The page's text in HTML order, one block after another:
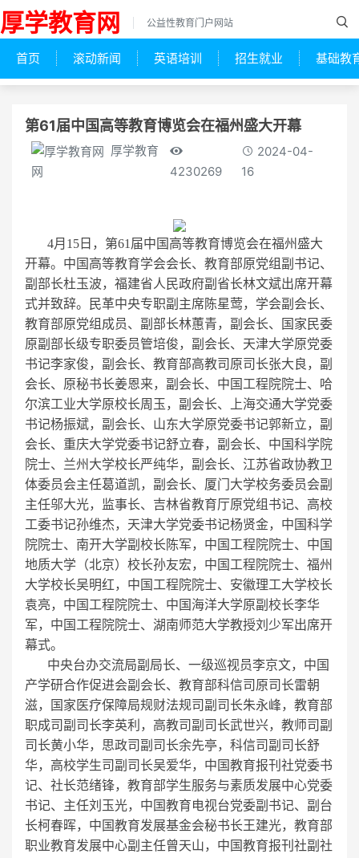
厚学教育网 公益性教育门户网站
首页 滚动新闻 英语培训 招生就业 基础教
第61届中国高等教育博览会在福州盛大开幕
厚学教育
网
4230269
2024-04-
16
4月15日，第61届中国高等教育博览会在福州盛大
开幕。中国高等教育学会会长、教育部原党组副书记、
副部长杜玉波，福建省人民政府副省长林文斌出席开幕
式并致辞。民革中央专职副主席陈星莺，学会副会长、
教育部原党组成员、副部长林蕙青，副会长、国家民委
原副部长级专职委员管培俊，副会长、天津大学原党委
书记李家俊，副会长、教育部高教司原司长张大良，副
会长、原秘书长姜恩来，副会长、中国工程院院士、哈
尔滨工业大学原校长周玉，副会长、上海交通大学党委
书记杨振斌，副会长、山东大学原党委书记郭新立，副
会长、重庆大学党委书记舒立春，副会长、中国科学院
院士、兰州大学校长严纯华，副会长、江苏省政协教卫
体委员会主任葛道凯，副会长、厦门大学校务委员会副
主任邬大光，监事长、吉林省教育厅原党组书记、高校
工委书记孙维杰，天津大学党委书记杨贤金，中国科学
院院士、南开大学副校长陈军，中国工程院院士、中国
地质大学（北京）校长孙友宏，中国工程院院士、福州
大学校长吴明红，中国工程院院士、安徽理工大学校长
袁亮，中国工程院院士、中国海洋大学原副校长李华
军，中国工程院院士、湖南师范大学教授刘少军出席开
幕式。
中央台办交流局副局长、一级巡视员李京文，中国
产学研合作促进会副会长、教育部科信司原司长雷朝
滋，国家医疗保障局规财法规司副司长朱永峰，教育部
职成司副司长李英利，高教司副司长武世兴，教师司副
司长黄小华，思政司副司长余先亭，科信司副司长舒
华，高校学生司副司长吴爱华，中国教育报刊社党委书
记、社长范绪锋，教育部学生服务与素质发展中心党委
书记、主任刘玉光，中国教育电视台党委副书记、副台
长柯春晖，中国教育发展基金会秘书长王建光，教育部
职业教育发展中心副主任曾天山，中国教育报刊社副社